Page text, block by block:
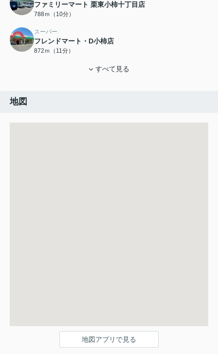
ファミリーマート 栗東小柿十丁目店
788ｍ（10分）
スーパー
フレンドマート・D小柿店
872ｍ（11分）
すべて見る
地図
地図アプリで見る